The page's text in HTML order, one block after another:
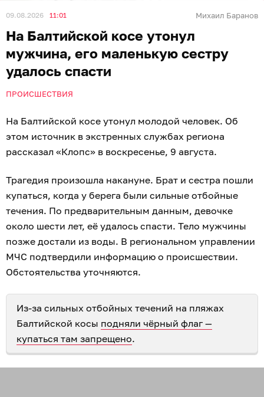
09.08.2026 11:01 Михаил Баранов
На Балтийской косе утонул
мужчина, его маленькую сестру
удалось спасти
ПРОИСШЕСТВИЯ
На Балтийской косе утонул молодой человек. Об
этом источник в экстренных службах региона
рассказал «Клопс» в воскресенье, 9 августа.
Трагедия произошла накануне. Брат и сестра пошли
купаться, когда у берега были сильные отбойные
течения. По предварительным данным, девочке
около шести лет, её удалось спасти. Тело мужчины
позже достали из воды. В региональном управлении
МЧС подтвердили информацию о происшествии.
Обстоятельства уточняются.
Из-за сильных отбойных течений на пляжах
Балтийской косы подняли чёрный флаг —
купаться там запрещено.